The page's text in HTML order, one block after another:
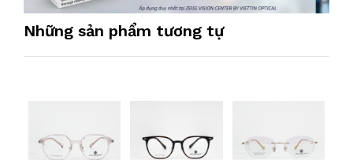
Những sản phẩm tương tự